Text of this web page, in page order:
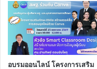
อบรมออนไลน์ โครงการเสริม